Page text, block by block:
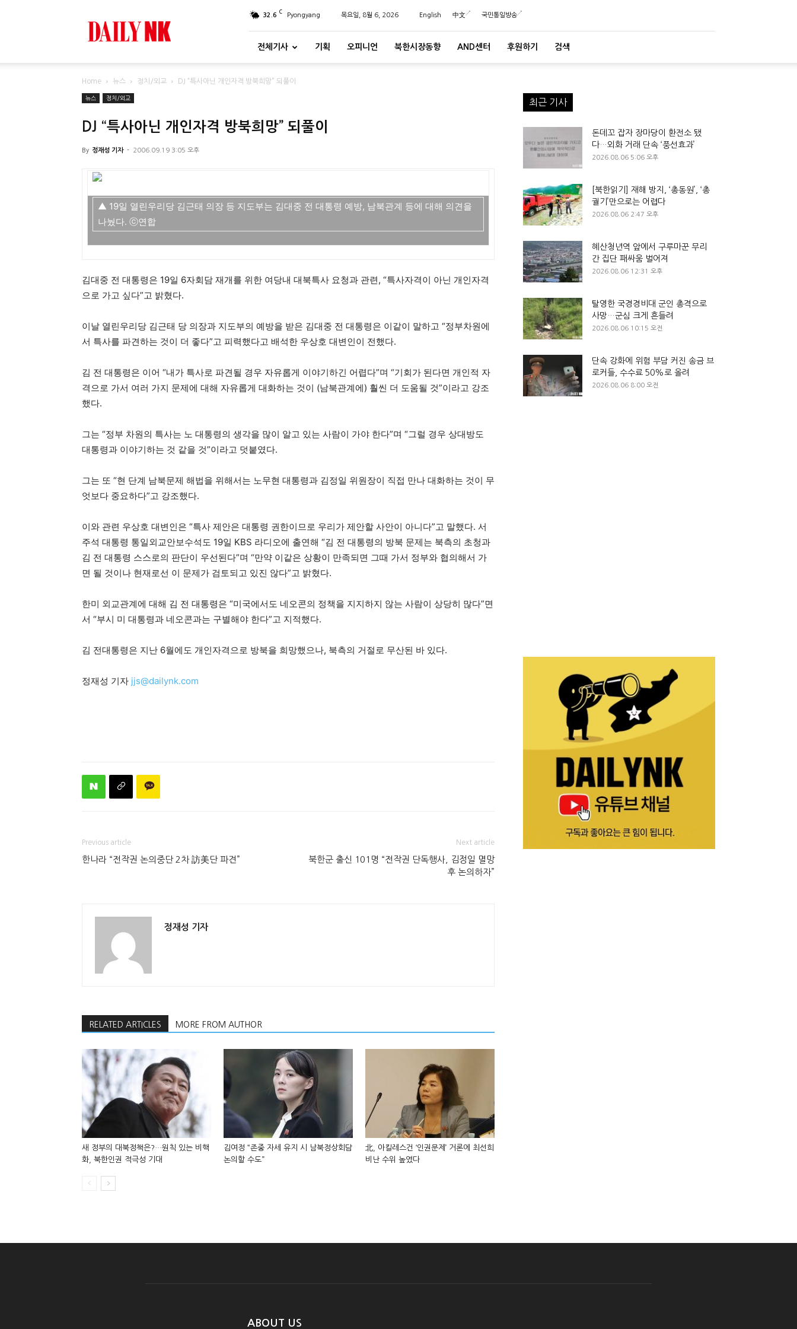
32.6 C Pyongyang 목요일, 8월 6, 2026 English 中文 국민통일방송
전체기사 기획 오피니언 북한시장동향 AND센터 후원하기 검색
Home 뉴스 정치/외교 DJ “특사아닌 개인자격 방북희망” 되풀이
뉴스 정치/외교
DJ “특사아닌 개인자격 방북희망” 되풀이
By 정재성 기자 - 2006.09.19 3:05 오후
▲ 19일 열린우리당 김근태 의장 등 지도부는 김대중 전 대통령 예방, 남북관계 등에 대해 의견을
나눴다. ⓒ연합
김대중 전 대통령은 19일 6자회담 재개를 위한 여당내 대북특사 요청과 관련, “특사자격이 아닌 개인자격
으로 가고 싶다”고 밝혔다.
이날 열린우리당 김근태 당 의장과 지도부의 예방을 받은 김대중 전 대통령은 이같이 말하고 “정부차원에
서 특사를 파견하는 것이 더 좋다”고 피력했다고 배석한 우상호 대변인이 전했다.
김 전 대통령은 이어 “내가 특사로 파견될 경우 자유롭게 이야기하긴 어렵다”며 “기회가 된다면 개인적 자
격으로 가서 여러 가지 문제에 대해 자유롭게 대화하는 것이 (남북관계에) 훨씬 더 도움될 것”이라고 강조
했다.
그는 “정부 차원의 특사는 노 대통령의 생각을 많이 알고 있는 사람이 가야 한다”며 “그럴 경우 상대방도
대통령과 이야기하는 것 같을 것”이라고 덧붙였다.
그는 또 “현 단계 남북문제 해법을 위해서는 노무현 대통령과 김정일 위원장이 직접 만나 대화하는 것이 무
엇보다 중요하다”고 강조했다.
이와 관련 우상호 대변인은 “특사 제안은 대통령 권한이므로 우리가 제안할 사안이 아니다”고 말했다. 서
주석 대통령 통일외교안보수석도 19일 KBS 라디오에 출연해 “김 전 대통령의 방북 문제는 북측의 초청과
김 전 대통령 스스로의 판단이 우선된다”며 “만약 이같은 상황이 만족되면 그때 가서 정부와 협의해서 가
면 될 것이나 현재로선 이 문제가 검토되고 있진 않다”고 밝혔다.
한미 외교관계에 대해 김 전 대통령은 “미국에서도 네오콘의 정책을 지지하지 않는 사람이 상당히 많다”면
서 “부시 미 대통령과 네오콘과는 구별해야 한다”고 지적했다.
김 전대통령은 지난 6월에도 개인자격으로 방북을 희망했으나, 북측의 거절로 무산된 바 있다.
정재성 기자 jjs@dailynk.com
Previous article
한나라 “전작권 논의중단 2차 訪美단 파견”
Next article
북한군 출신 101명 “전작권 단독행사, 김정일 멸망
후 논의하자”
정재성 기자
RELATED ARTICLES MORE FROM AUTHOR
새 정부의 대북정책은?…원칙 있는 비핵
화, 북한인권 적극성 기대
김여정 “존중 자세 유지 시 남북정상회담
논의할 수도”
北, 아킬레스건 ‘인권문제’ 거론에 최선희
비난 수위 높였다
최근 기사
돈데꼬 잡자 장마당이 환전소 됐
다…외화 거래 단속 ‘풍선효과’
2026.08.06 5:06 오후
[북한읽기] 재해 방지, ‘총동원’, ‘총
궐기’만으로는 어렵다
2026.08.06 2:47 오후
혜산청년역 앞에서 구루마꾼 무리
간 집단 패싸움 벌어져
2026.08.06 12:31 오후
탈영한 국경경비대 군인 총격으로
사망…군심 크게 흔들려
2026.08.06 10:15 오전
단속 강화에 위험 부담 커진 송금 브
로커들, 수수료 50%로 올려
2026.08.06 8:00 오전
ABOUT US